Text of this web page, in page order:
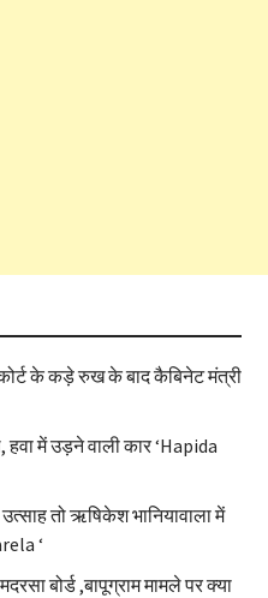
के कड़े रुख के बाद कैबिनेट मंत्री
में उड़ने वाली कार ‘Hapida
तो ऋषिकेश भानियावाला में
‘
बोर्ड ,बापूग्राम मामले पर क्या